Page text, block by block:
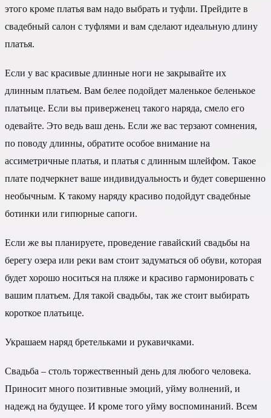
этого кроме платья вам надо выбрать и туфли. Прейдите в
свадебный салон с туфлями и вам сделают идеальную длину
платья.
Если у вас красивые длинные ноги не закрывайте их
длинным платьем. Вам белее подойдет маленькое беленькое
платьице. Если вы приверженец такого наряда, смело его
одевайте. Это ведь ваш день. Если же вас терзают сомнения,
по поводу длинны, обратите особое внимание на
ассиметричные платья, и платья с длинным шлейфом. Такое
плате подчеркнет ваше индивидуальность и будет совершенно
необычным. К такому наряду красиво подойдут свадебные
ботинки или гипюрные сапоги.
Если же вы планируете, проведение гавайский свадьбы на
берегу озера или реки вам стоит задуматься об обуви, которая
будет хорошо носиться на пляже и красиво гармонировать с
вашим платьем. Для такой свадьбы, так же стоит выбирать
короткое платьице.
Украшаем наряд бретельками и рукавичками.
Свадьба – столь торжественный день для любого человека.
Приносит много позитивные эмоций, уйму волнений, и
надежд на будущее. И кроме того уйму воспоминаний. Всем